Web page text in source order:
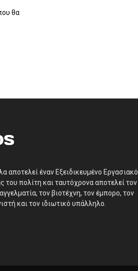
θα
έναν Εξειδικευμένο Εργασιακό
πολίτη και ταυτόχρονα αποτελεί τον
τον βιοτέχνη, τον έμπορο, τον
και τον ιδιωτικό υπάλληλο.